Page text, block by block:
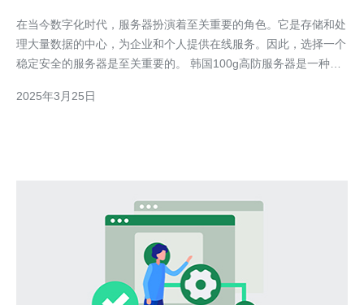
在当今数字化时代，服务器扮演着至关重要的角色。它是存储和处
理大量数据的中心，为企业和个人提供在线服务。因此，选择一个
稳定安全的服务器是至关重要的。 韩国100g高防服务器是一种强
大量的数据流量，保持稳定的在线连接。 安全性：高防服务器能
2025年3月25日